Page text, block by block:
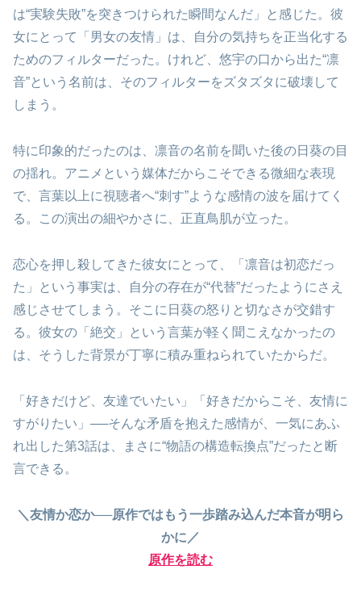
は“実験失敗”を突きつけられた瞬間なんだ」と感じた。彼
女にとって「男女の友情」は、自分の気持ちを正当化する
ためのフィルターだった。けれど、悠宇の口から出た“凛
音”という名前は、そのフィルターをズタズタに破壊して
しまう。
特に印象的だったのは、凛音の名前を聞いた後の日葵の目
の揺れ。アニメという媒体だからこそできる微細な表現
で、言葉以上に視聴者へ“刺す”ような感情の波を届けてく
る。この演出の細やかさに、正直鳥肌が立った。
恋心を押し殺してきた彼女にとって、「凛音は初恋だっ
た」という事実は、自分の存在が“代替”だったようにさえ
感じさせてしまう。そこに日葵の怒りと切なさが交錯す
る。彼女の「絶交」という言葉が軽く聞こえなかったの
は、そうした背景が丁寧に積み重ねられていたからだ。
「好きだけど、友達でいたい」「好きだからこそ、友情に
すがりたい」──そんな矛盾を抱えた感情が、一気にあふ
れ出した第3話は、まさに“物語の構造転換点”だったと断
言できる。
＼友情か恋か──原作ではもう一歩踏み込んだ本音が明ら
かに／
原作を読む